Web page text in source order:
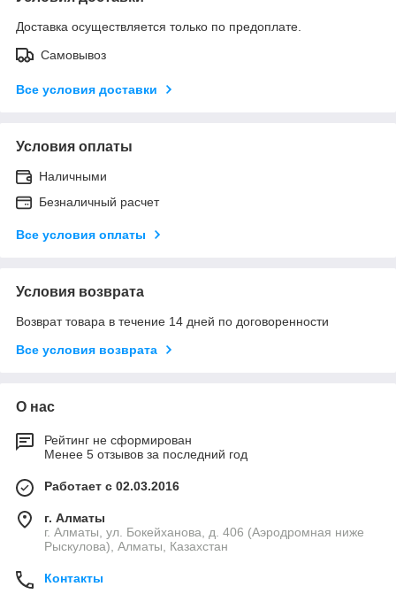
Доставка осуществляется только по предоплате.
Самовывоз
Все условия доставки
Условия оплаты
Наличными
Безналичный расчет
Все условия оплаты
Условия возврата
Возврат товара в течение 14 дней по договоренности
Все условия возврата
О нас
Рейтинг не сформирован
Менее 5 отзывов за последний год
Работает с 02.03.2016
г. Алматы
г. Алматы, ул. Бокейханова, д. 406 (Аэродромная ниже
Рыскулова), Алматы, Казахстан
Контакты